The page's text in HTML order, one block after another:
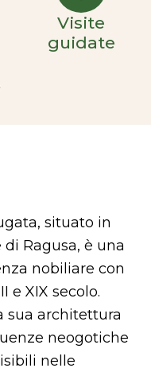
Visite
guidate
situato in
Ragusa, è una
nobiliare con
e XIX secolo.
sua architettura
neogotiche
nelle